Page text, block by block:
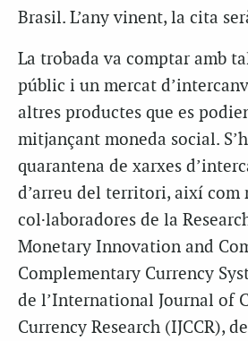
Brasil. L’any vinent, la cita
La trobada va comptar amb
públic i un mercat
altres productes que es
mitjançant moneda social.
quarantena de xarxes
d’arreu del territori, així com
col·laboradores de la
Monetary Innovation and
Complementary Currency
de l’International Journal of
Currency Research (IJCCR),